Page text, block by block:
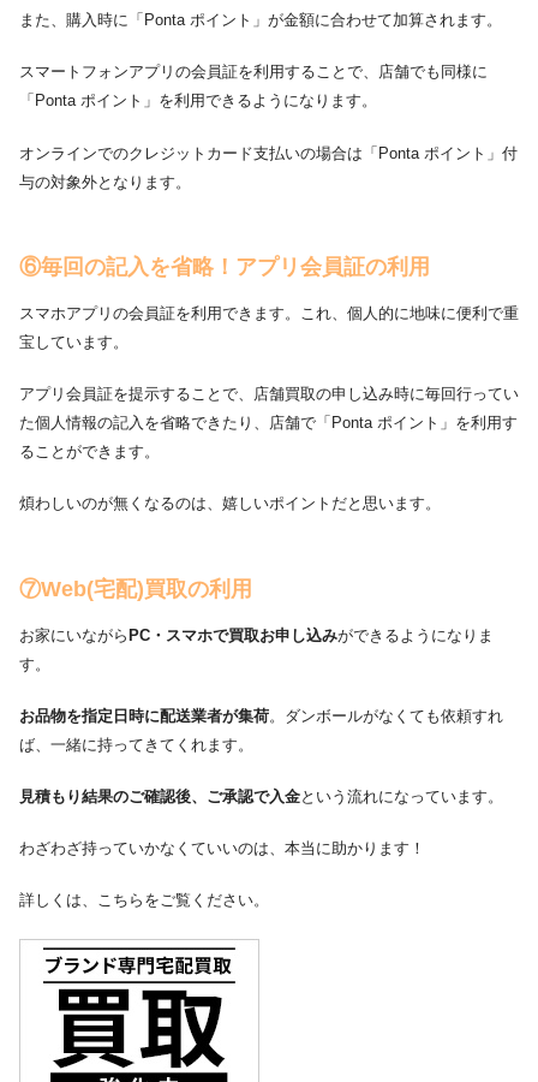
また、購入時に「Ponta ポイント」が金額に合わせて加算されます。
スマートフォンアプリの会員証を利用することで、店舗でも同様に
「Ponta ポイント」を利用できるようになります。
オンラインでのクレジットカード支払いの場合は「Ponta ポイント」付
与の対象外となります。
⑥毎回の記入を省略！アプリ会員証の利用
スマホアプリの会員証を利用できます。これ、個人的に地味に便利で重
宝しています。
アプリ会員証を提示することで、店舗買取の申し込み時に毎回行ってい
た個人情報の記入を省略できたり、店舗で「Ponta ポイント」を利用す
ることができます。
煩わしいのが無くなるのは、嬉しいポイントだと思います。
⑦Web(宅配)買取の利用
お家にいながらPC・スマホで買取お申し込みができるようになりま
す。
お品物を指定日時に配送業者が集荷。ダンボールがなくても依頼すれ
ば、一緒に持ってきてくれます。
見積もり結果のご確認後、ご承認で入金という流れになっています。
わざわざ持っていかなくていいのは、本当に助かります！
詳しくは、こちらをご覧ください。